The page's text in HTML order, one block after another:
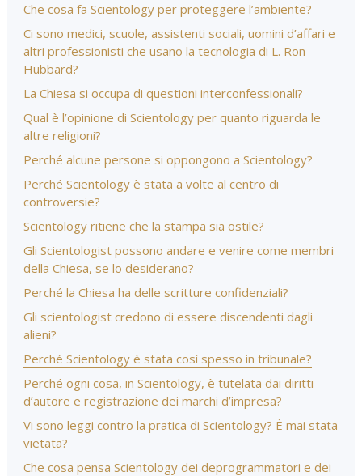
Che cosa fa Scientology per proteggere l’ambiente?
Ci sono medici, scuole, assistenti sociali, uomini d’affari e
altri professionisti che usano la tecnologia di L. Ron
Hubbard?
La Chiesa si occupa di questioni interconfessionali?
Qual è l’opinione di Scientology per quanto riguarda le
altre religioni?
Perché alcune persone si oppongono a Scientology?
Perché Scientology è stata a volte al centro di
controversie?
Scientology ritiene che la stampa sia ostile?
Gli Scientologist possono andare e venire come membri
della Chiesa, se lo desiderano?
Perché la Chiesa ha delle scritture confidenziali?
Gli scientologist credono di essere discendenti dagli
alieni?
Perché Scientology è stata così spesso in tribunale?
Perché ogni cosa, in Scientology, è tutelata dai diritti
d’autore e registrazione dei marchi d’impresa?
Vi sono leggi contro la pratica di Scientology? È mai stata
vietata?
Che cosa pensa Scientology dei deprogrammatori e dei